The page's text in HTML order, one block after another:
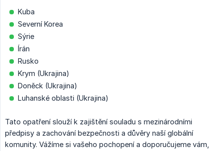
Kuba
Severní Korea
Sýrie
Írán
Rusko
Krym (Ukrajina)
Doněck (Ukrajina)
Luhanské oblasti (Ukrajina)
Tato opatření slouží k zajištění souladu s mezinárodními
předpisy a zachování bezpečnosti a důvěry naší globální
komunity. Vážíme si vašeho pochopení a doporučujeme vám,